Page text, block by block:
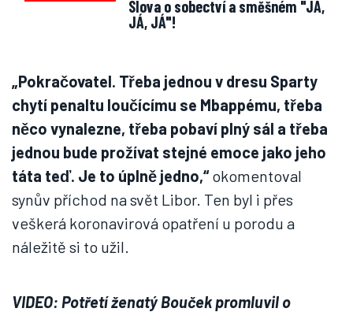
Slova o sobectví a směšném "JÁ,
JÁ, JÁ"!
„Pokračovatel. Třeba jednou v dresu Sparty
chytí penaltu loučícímu se Mbappému, třeba
něco vynalezne, třeba pobaví plný sál a třeba
jednou bude prožívat stejné emoce jako jeho
táta teď. Je to úplně jedno,“okomentoval
synův příchod na svět Libor. Ten byl i přes
veškerá koronavirová opatření u porodu a
náležitě si to užil.
VIDEO: Potřetí ženatý Bouček promluvil o